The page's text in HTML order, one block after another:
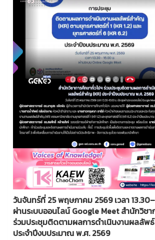
วันจันทร์ที่ 25 พฤษภาคม 2569 เวลา
ผ่านระบบออนไลน์ Google Meetสำนักวิชา
ร่วมประชุมติดตามผลการดำเนินงานผลลัพ
ประจำปีงบประมาณ พ.ศ. 2569